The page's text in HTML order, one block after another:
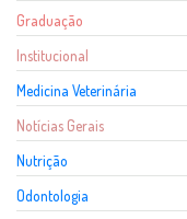
Graduação
Institucional
Medicina Veterinária
Notícias Gerais
Nutrição
Odontologia